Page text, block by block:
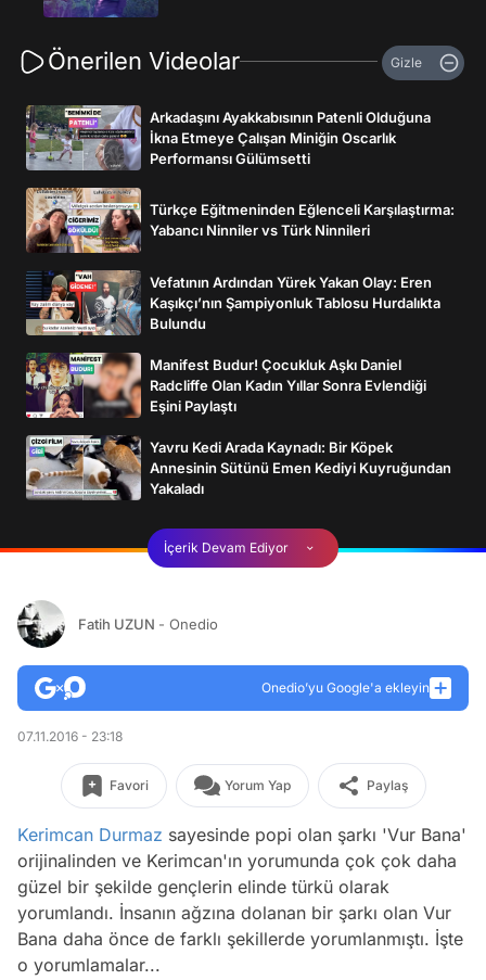
Önerilen Videolar Gizle
Arkadaşını Ayakkabısının Patenli Olduğuna
İkna Etmeye Çalışan Miniğin Oscarlık
Performansı Gülümsetti
Türkçe Eğitmeninden Eğlenceli Karşılaştırma:
Yabancı Ninniler vs Türk Ninnileri
Vefatının Ardından Yürek Yakan Olay: Eren
Kaşıkçı’nın Şampiyonluk Tablosu Hurdalıkta
Bulundu
Manifest Budur! Çocukluk Aşkı Daniel
Radcliffe Olan Kadın Yıllar Sonra Evlendiği
Eşini Paylaştı
Yavru Kedi Arada Kaynadı: Bir Köpek
Annesinin Sütünü Emen Kediyi Kuyruğundan
Yakaladı
İçerik Devam Ediyor
Fatih UZUN - Onedio
Onedio’yu Google'a ekleyin
07.11.2016 - 23:18
Favori Yorum Yap Paylaş
Kerimcan Durmaz sayesinde popi olan şarkı 'Vur Bana'
orijinalinden ve Kerimcan'ın yorumunda çok çok daha
güzel bir şekilde gençlerin elinde türkü olarak
yorumlandı. İnsanın ağzına dolanan bir şarkı olan Vur
Bana daha önce de farklı şekillerde yorumlanmıştı. İşte
o yorumlamalar...